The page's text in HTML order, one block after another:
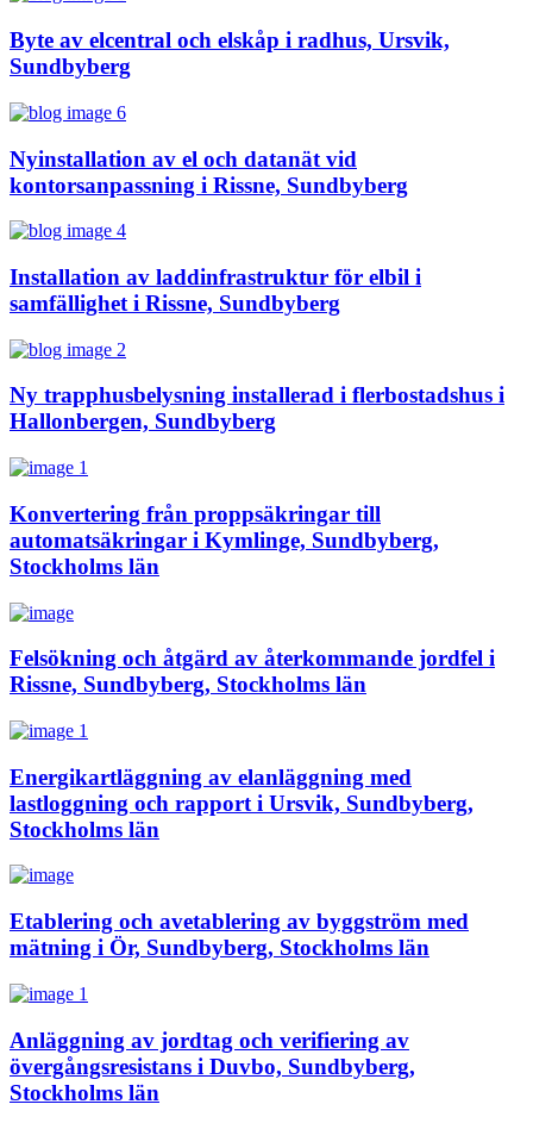
Byte av elcentral och elskåp i radhus, Ursvik,
Sundbyberg
Nyinstallation av el och datanät vid
kontorsanpassning i Rissne, Sundbyberg
Installation av laddinfrastruktur för elbil i
samfällighet i Rissne, Sundbyberg
Ny trapphusbelysning installerad i flerbostadshus i
Hallonbergen, Sundbyberg
Konvertering från proppsäkringar till
automatsäkringar i Kymlinge, Sundbyberg,
Stockholms län
Felsökning och åtgärd av återkommande jordfel i
Rissne, Sundbyberg, Stockholms län
Energikartläggning av elanläggning med
lastloggning och rapport i Ursvik, Sundbyberg,
Stockholms län
Etablering och avetablering av byggström med
mätning i Ör, Sundbyberg, Stockholms län
Anläggning av jordtag och verifiering av
övergångsresistans i Duvbo, Sundbyberg,
Stockholms län